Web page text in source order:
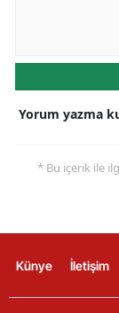
Yorum yazma
* Bu içerik ile
Künye İletişim